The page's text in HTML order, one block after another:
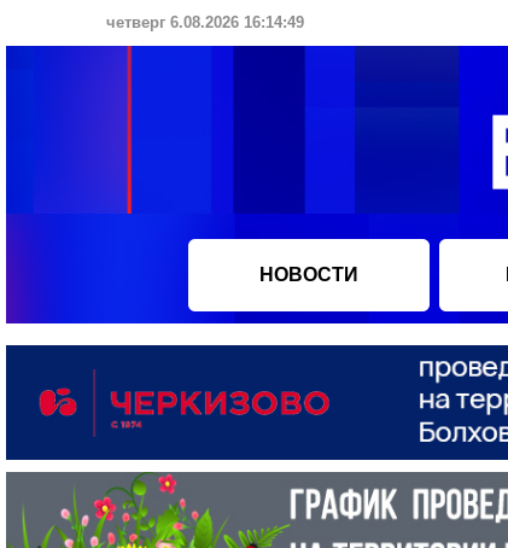
четверг 6.08.2026 16:14:50
НОВОСТИ